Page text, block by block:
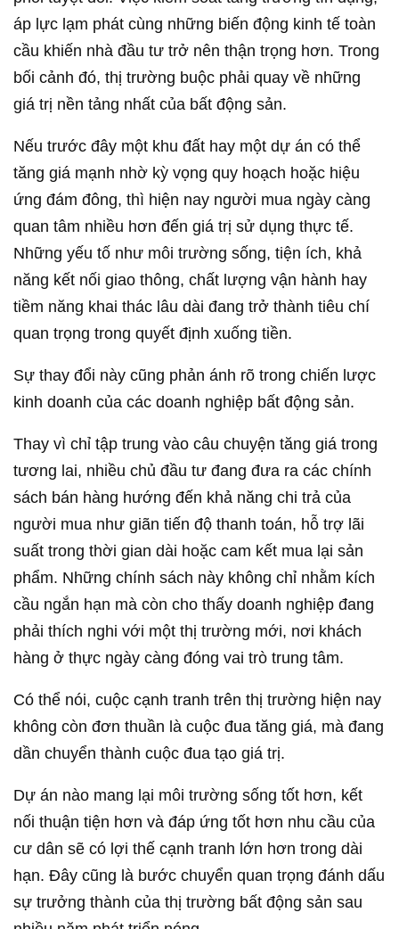
áp lực lạm phát cùng những biến động kinh tế toàn
cầu khiến nhà đầu tư trở nên thận trọng hơn. Trong
bối cảnh đó, thị trường buộc phải quay về những
giá trị nền tảng nhất của bất động sản.
Nếu trước đây một khu đất hay một dự án có thể
tăng giá mạnh nhờ kỳ vọng quy hoạch hoặc hiệu
ứng đám đông, thì hiện nay người mua ngày càng
quan tâm nhiều hơn đến giá trị sử dụng thực tế.
Những yếu tố như môi trường sống, tiện ích, khả
năng kết nối giao thông, chất lượng vận hành hay
tiềm năng khai thác lâu dài đang trở thành tiêu chí
quan trọng trong quyết định xuống tiền.
Sự thay đổi này cũng phản ánh rõ trong chiến lược
kinh doanh của các doanh nghiệp bất động sản.
Thay vì chỉ tập trung vào câu chuyện tăng giá trong
tương lai, nhiều chủ đầu tư đang đưa ra các chính
sách bán hàng hướng đến khả năng chi trả của
người mua như giãn tiến độ thanh toán, hỗ trợ lãi
suất trong thời gian dài hoặc cam kết mua lại sản
phẩm. Những chính sách này không chỉ nhằm kích
cầu ngắn hạn mà còn cho thấy doanh nghiệp đang
phải thích nghi với một thị trường mới, nơi khách
hàng ở thực ngày càng đóng vai trò trung tâm.
Có thể nói, cuộc cạnh tranh trên thị trường hiện nay
không còn đơn thuần là cuộc đua tăng giá, mà đang
dần chuyển thành cuộc đua tạo giá trị.
Dự án nào mang lại môi trường sống tốt hơn, kết
nối thuận tiện hơn và đáp ứng tốt hơn nhu cầu của
cư dân sẽ có lợi thế cạnh tranh lớn hơn trong dài
hạn. Đây cũng là bước chuyển quan trọng đánh dấu
sự trưởng thành của thị trường bất động sản sau